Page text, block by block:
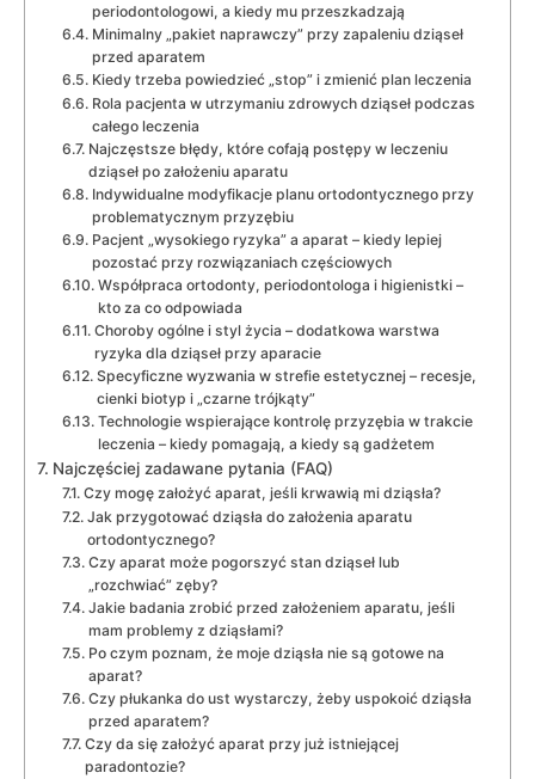
periodontologowi, a kiedy mu przeszkadzają
Minimalny „pakiet naprawczy” przy zapaleniu dziąseł
przed aparatem
Kiedy trzeba powiedzieć „stop” i zmienić plan leczenia
Rola pacjenta w utrzymaniu zdrowych dziąseł podczas
całego leczenia
Najczęstsze błędy, które cofają postępy w leczeniu
dziąseł po założeniu aparatu
Indywidualne modyfikacje planu ortodontycznego przy
problematycznym przyzębiu
Pacjent „wysokiego ryzyka” a aparat – kiedy lepiej
pozostać przy rozwiązaniach częściowych
Współpraca ortodonty, periodontologa i higienistki –
kto za co odpowiada
Choroby ogólne i styl życia – dodatkowa warstwa
ryzyka dla dziąseł przy aparacie
Specyficzne wyzwania w strefie estetycznej – recesje,
cienki biotyp i „czarne trójkąty”
Technologie wspierające kontrolę przyzębia w trakcie
leczenia – kiedy pomagają, a kiedy są gadżetem
Najczęściej zadawane pytania (FAQ)
Czy mogę założyć aparat, jeśli krwawią mi dziąsła?
Jak przygotować dziąsła do założenia aparatu
ortodontycznego?
Czy aparat może pogorszyć stan dziąseł lub
„rozchwiać” zęby?
Jakie badania zrobić przed założeniem aparatu, jeśli
mam problemy z dziąsłami?
Po czym poznam, że moje dziąsła nie są gotowe na
aparat?
Czy płukanka do ust wystarczy, żeby uspokoić dziąsła
przed aparatem?
Czy da się założyć aparat przy już istniejącej
paradontozie?